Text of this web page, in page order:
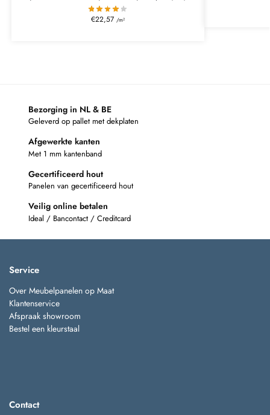
€22,57 /m²
Bezorging in NL & BE
Geleverd op pallet met dekplaten
Afgewerkte kanten
Met 1 mm kantenband
Gecertificeerd hout
Panelen van gecertificeerd hout
Veilig online betalen
Ideal / Bancontact / Creditcard
Service
Over Meubelpanelen op Maat
Klantenservice
Afspraak showroom
Bestel een kleurstaal
Contact